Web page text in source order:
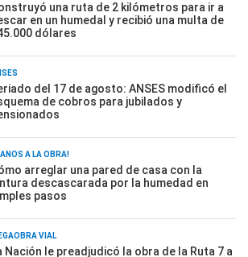
una ruta de 2 kilómetros para ir a
en un humedal y recibió una multa de
dólares
del 17 de agosto: ANSES modificó el
de cobros para jubilados y
A LA OBRA!
arreglar una pared de casa con la
descascarada por la humedad en
pasos
VIAL
Nación le preadjudicó la obra de la Ruta 7 a